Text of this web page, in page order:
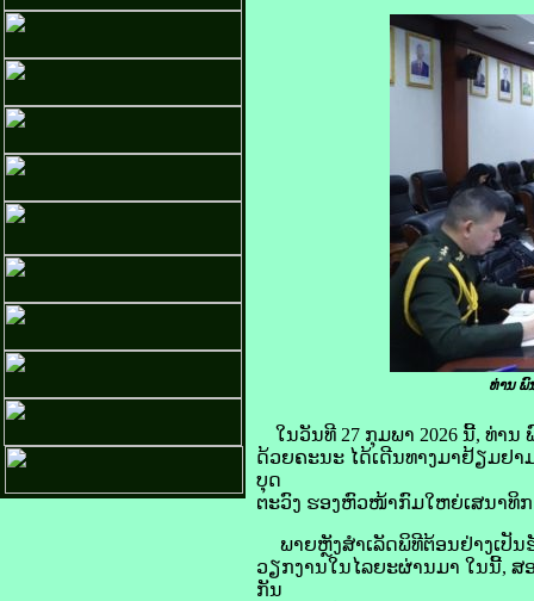
ທ່ານ ພົ
ໃນວັນທີ 27 ກຸມພາ 2026 ນີ້, ທ່າ
ດ້ວຍຄະນະ ໄດ້ເດີນທາງມາຢ້ຽມຢາ
ບຸດ
ຕະວົງ ຮອງຫົວໜ້າກົມໃຫຍ່ເສນາທິ
ພາຍຫຼັງສຳເລັດພິທີຕ້ອນຢ່າງ​ເປັນ
ວຽກງານໃນໄລຍະຜ່ານມາ ໃນນີ້, ສ
ກັນ